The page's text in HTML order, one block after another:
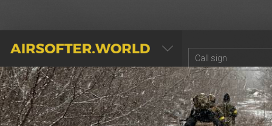
AIRSOFTER.WORLD